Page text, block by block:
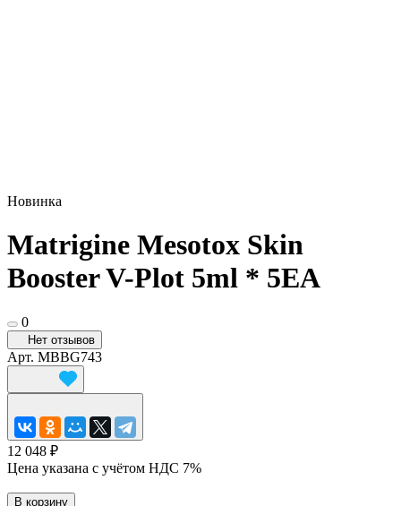
Новинка
Matrigine Mesotox Skin
Booster V-Plot 5ml * 5EA
0
Нет отзывов
Арт. MBBG743
12 048 ₽
Цена указана с учётом НДС 7%
В корзину